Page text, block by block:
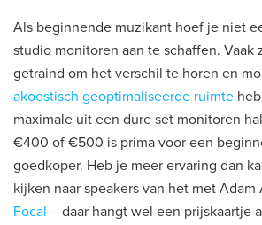
Als beginnende muzikant hoef je niet
studio monitoren aan te schaffen. Vaak
getraind om het verschil te horen en
akoestisch geoptimaliseerde ruimte
maximale uit een dure set monitoren
€400 of €500 is prima voor een
goedkoper. Heb je meer ervaring dan
kijken naar speakers van het met
Focal – daar hangt wel een prijskaartje